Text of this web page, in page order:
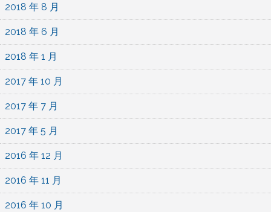
2018 年 8 月
2018 年 6 月
2018 年 1 月
2017 年 10 月
2017 年 7 月
2017 年 5 月
2016 年 12 月
2016 年 11 月
2016 年 10 月